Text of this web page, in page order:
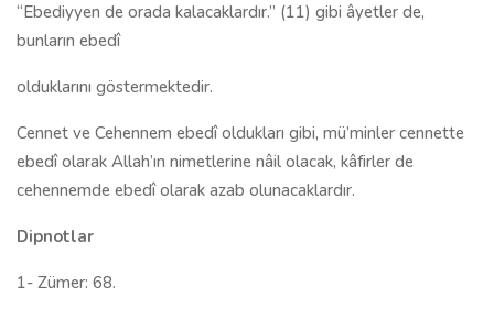
“Ebediyyen de orada kalacaklardır.” (11) gibi âyetler de,
bunların ebedî
olduklarını göstermektedir.
Cennet ve Cehennem ebedî oldukları gibi, mü’minler cennette
ebedî olarak Allah’ın nimetlerine nâil olacak, kâfirler de
cehennemde ebedî olarak azab olunacaklardır.
Dipnotlar
1- Zümer: 68.